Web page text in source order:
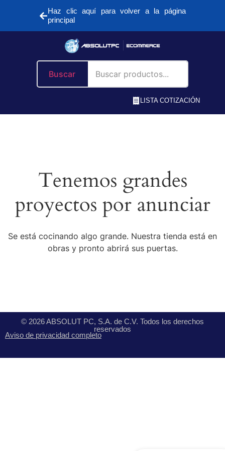
Haz clic aquí para volver a la página
principal
Buscar
LISTA COTIZACIÓN
Tenemos grandes
proyectos por anunciar
Se está cocinando algo grande. Nuestra tienda está en
obras y pronto abrirá sus puertas.
© 2026 ABSOLUT PC, S.A. de C.V. Todos los derechos
reservados
Aviso de privacidad completo